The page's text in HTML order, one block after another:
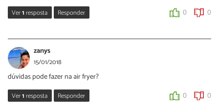
Ver1resposta Responder 0 0
Oi Marcia, que ótima ideia e que bom que você gostou! Obrigada
pelo seu comentário e continue preparando nossas receitas 🙂
zanys
15/01/2018
dúvidas pode fazer na air fryer?
Ver1resposta Responder 0 0